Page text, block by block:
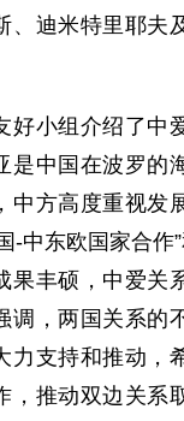
、迪米特里耶夫
小组介绍了中
是中国在波罗的
中方高度重视发
-中东欧国家合作
果丰硕，中爱关
调，两国关系的
力支持和推动，
，推动双边关系